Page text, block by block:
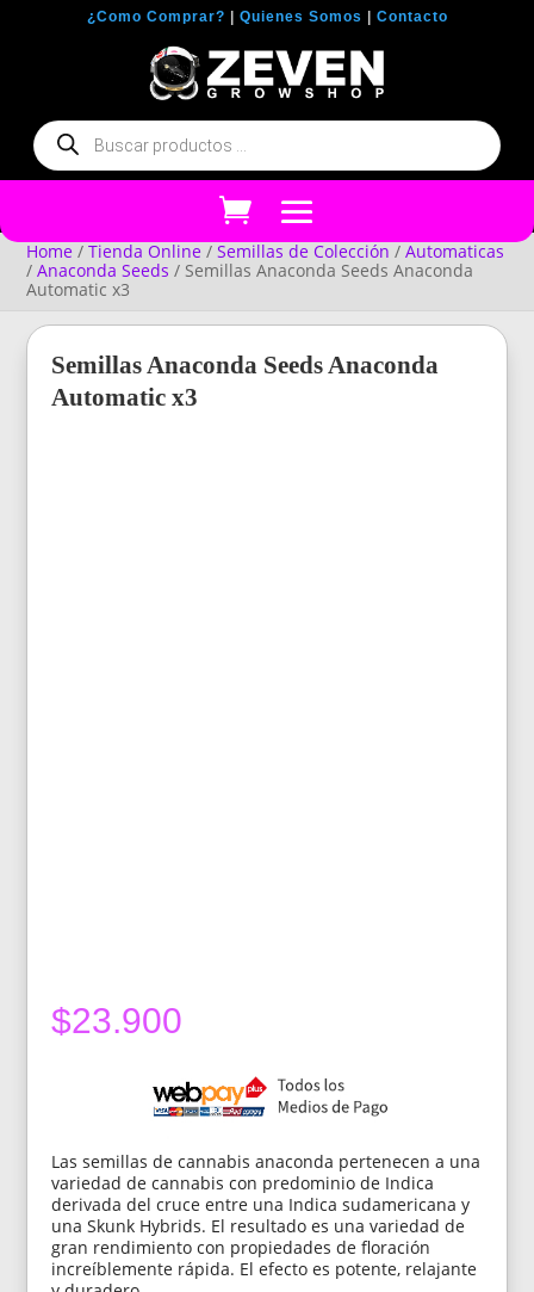
¿Como Comprar? Quienes Somos Contacto
Búsqueda
de
productos
Home /Tienda Online /Semillas de Colección /Automaticas
/Anaconda Seeds / Semillas Anaconda Seeds Anaconda
Automatic x3
Semillas Anaconda Seeds Anaconda
Automatic x3
$23.900
Las semillas de cannabis anaconda pertenecen a una
variedad de cannabis con predominio de Indica
derivada del cruce entre una Indica sudamericana y
una Skunk Hybrids. El resultado es una variedad de
gran rendimiento con propiedades de floración
increíblemente rápida. El efecto es potente, relajante